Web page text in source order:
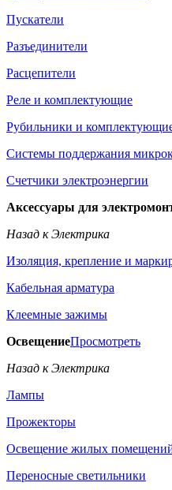
Пускатели
Разъединители
Расцепители
Реле и комплектующие
Рубильники и
Системы поддержания
Счетчики электроэнергии
Аксессуары для
Назад к Электрика
Изоляция, крепление и
Кабельная арматура
Клеемные зажимы
ОсвещениеПросмотреть
Назад к Электрика
Лампы
Прожекторы
Освещение жилых
Переносные светильники